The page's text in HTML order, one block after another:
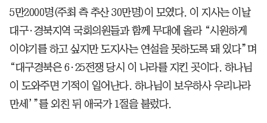
5만2000명(주최 측 추산 30만명)이 모였다. 이 지사는 이날
대구·경북지역 국회의원들과 함께 무대에 올라 “시원하게
이야기를 하고 싶지만 도지사는 연설을 못하도록 돼 있다”며
“대구경북은 6·25전쟁 당시 이 나라를 지킨 곳이다. 하나님
이 도와주면 기적이 일어난다. 하나님이 보우하사 우리나라
만세’”를 외친 뒤 애국가 1절을 불렀다.